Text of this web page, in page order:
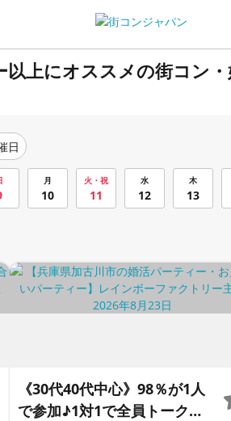
上にオススメの街コン
日
月
10
火・祝
11
水
12
木
13
《30代40代中心》98％が1人
で参加♪1対1で全員トーク☆